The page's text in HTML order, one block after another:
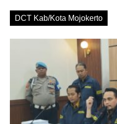
DCT Kab/Kota Mojokerto